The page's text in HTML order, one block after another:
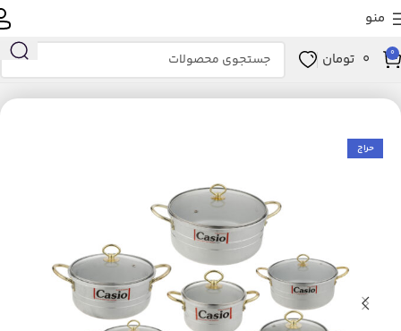
منو
0
0 تومان
و آشپزخانه آشپزخانه لوازم پخت و پز
حراج